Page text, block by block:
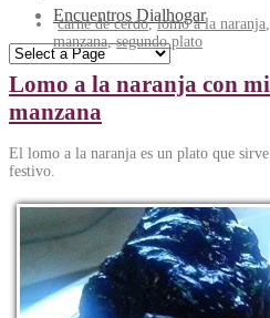
Encuentros Dialhogar
carne de cerdo,lomo a la naranja,
manzana,segundo plato
Lomo a la naranja con
manzana
El lomo a la naranja es un plato que
festivo.